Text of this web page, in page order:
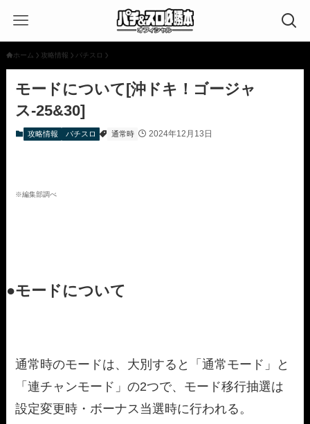
ホーム 攻略情報 パチスロ
モードについて[沖ドキ！ゴージャ
ス-25&30]
攻略情報 パチスロ 通常時 2024年12月13日
※編集部調べ
●モードについて
通常時のモードは、大別すると「通常モード」と
「連チャンモード」の2つで、モード移行抽選は
設定変更時・ボーナス当選時に行われる。